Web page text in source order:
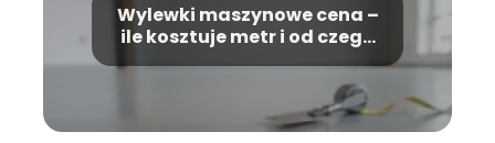
Wylewki maszynowe cena –
ile kosztuje metr i od czego